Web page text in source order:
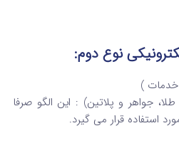
نوع دوم:
خدمات )
جواهر و پلاتین) : این الگو صرفا
استفاده قرار می گیرد.